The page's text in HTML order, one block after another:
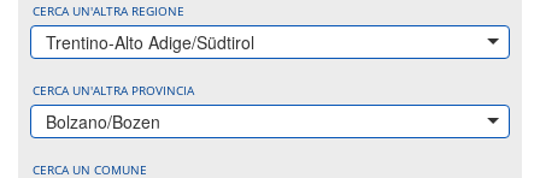
CERCA UN'ALTRA REGIONE
Trentino-Alto Adige/Südtirol
CERCA UN'ALTRA PROVINCIA
Bolzano/Bozen
CERCA UN COMUNE